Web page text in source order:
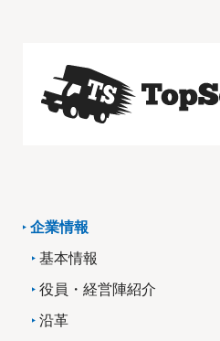
企業情報
基本情報
役員・経営陣紹介
沿革